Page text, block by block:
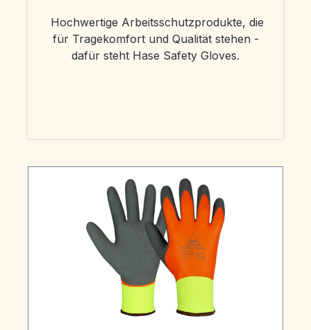
Hochwertige Arbeitsschutzprodukte, die
für Tragekomfort und Qualität stehen -
dafür steht Hase Safety Gloves.